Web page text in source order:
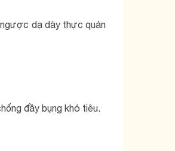
dạ dày thực quản
đầy bụng khó tiêu.